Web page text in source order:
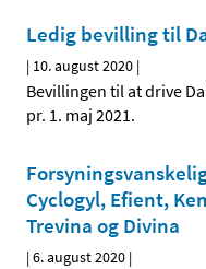
Ledig bevilling til
| 10. august 2020 |
Bevillingen til at drive
pr. 1. maj 2021.
Cyclogyl, Efient,
Trevina og Divina
|6. august 2020 |